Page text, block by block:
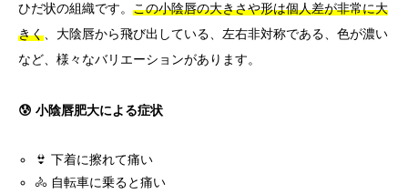
ひだ状の組織です。 この小陰唇の大きさや形は個人差が非常に大
きく、大陰唇から飛び出している、左右非対称である、色が濃い
など、様々なバリエーションがあります。
😰 小陰唇肥大による症状
👙 下着に擦れて痛い
🚴 自転車に乗ると痛い